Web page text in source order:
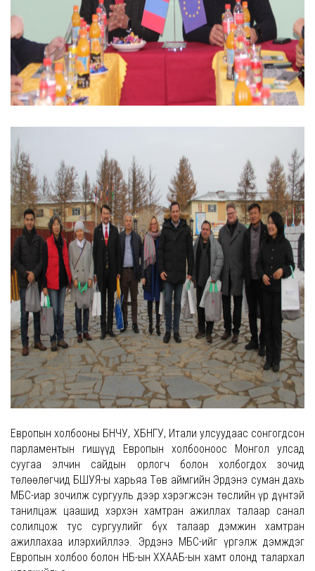
Европын холбооны БНЧУ, ХБНГУ, Итали улсуудаас сонгогдсон
парламентын гишүүд Европын холбооноос Монгол улсад
суугаа элчин сайдын орлогч болон холбогдох зочид
төлөөлөгчид БШУЯ-ы харьяа Төв аймгийн Эрдэнэ суман дахь
МБС-иар зочилж сургууль дээр хэрэгжсэн төслийн үр дүнтэй
танилцаж цаашид хэрхэн хамтран ажиллах талаар санал
солилцож тус сургуулийг бүх талаар дэмжин хамтран
ажиллахаа илэрхийллээ. Эрдэнэ МБС-ийг үргэлж дэмждэг
Европын холбоо болон НҮБ-ын ХХААБ-ын хамт олонд талархал